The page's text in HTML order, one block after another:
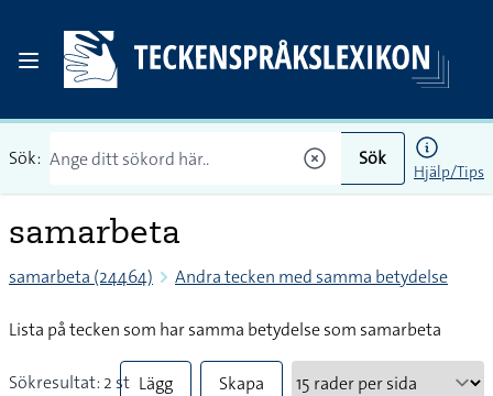
Sök: Sök
Hjälp/Tips
samarbeta
samarbeta (24464) Andra tecken med samma betydelse
Lista på tecken som har samma betydelse som samarbeta
Sökresultat: 2 st Lägg
Skapa